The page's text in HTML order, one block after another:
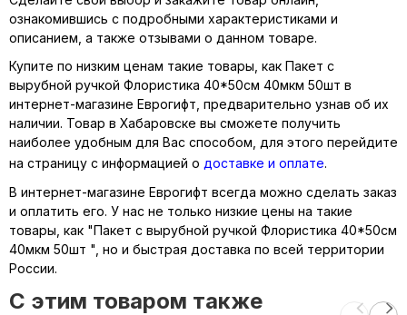
ознакомившись с подробными характеристиками и
описанием, а также отзывами о данном товаре.
Купите по низким ценам такие товары, как Пакет с
вырубной ручкой Флористика 40*50см 40мкм 50шт в
интернет-магазине Еврогифт, предварительно узнав об их
наличии. Товар в Хабаровске вы сможете получить
наиболее удобным для Вас способом, для этого перейдите
на страницу с информацией о доставке и оплате.
В интернет-магазине Еврогифт всегда можно сделать заказ
и оплатить его. У нас не только низкие цены на такие
товары, как "Пакет с вырубной ручкой Флористика 40*50см
40мкм 50шт ", но и быстрая доставка по всей территории
России.
C этим товаром также